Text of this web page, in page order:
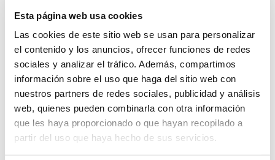
Esta página web usa cookies
Las cookies de este sitio web se usan para personalizar
el contenido y los anuncios, ofrecer funciones de redes
sociales y analizar el tráfico. Además, compartimos
información sobre el uso que haga del sitio web con
nuestros partners de redes sociales, publicidad y análisis
web, quienes pueden combinarla con otra información
que les haya proporcionado o que hayan recopilado a
partir del uso que haya hecho de sus servicios.
Final Plata: CB L’Horta Godella
– CB Alginet
Celebrat el XXI Torneig
Nacional de Minibàsquet
Alginet